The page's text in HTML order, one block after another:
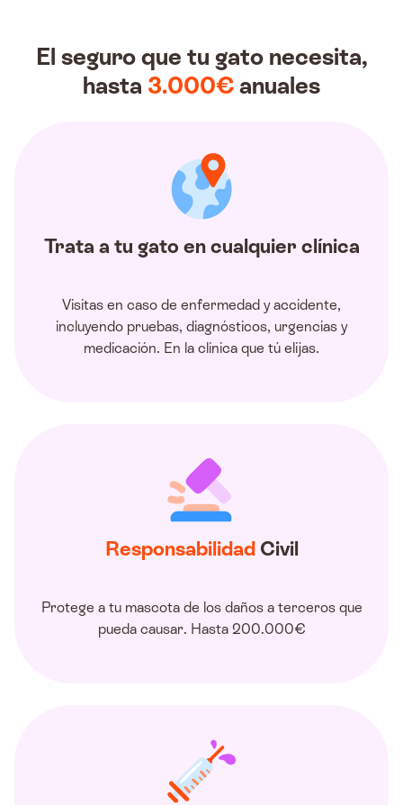
El seguro que tu gato necesita,
hasta 3.000€ anuales
Trata a tu gato en cualquier clínica
Visitas en caso de enfermedad y accidente,
incluyendo pruebas, diagnósticos, urgencias y
medicación. En la clínica que tú elijas.
ResponsabilidadCivil
Protege a tu mascota de los daños a terceros que
pueda causar. Hasta 200.000€